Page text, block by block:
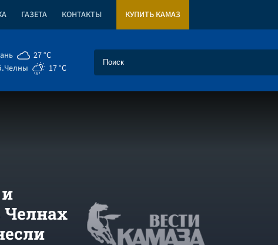
ГАЗЕТА КОНТАКТЫ КУПИТЬ КАМАЗ
27 °C
17 °C